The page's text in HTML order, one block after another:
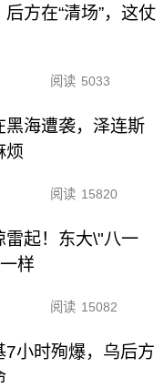
方在“清场”，这仗
阅读 5033
黑海遭袭，泽连斯
烦
阅读 15820
雷起！东大\"八一
样
阅读 15082
7小时殉爆，乌后方